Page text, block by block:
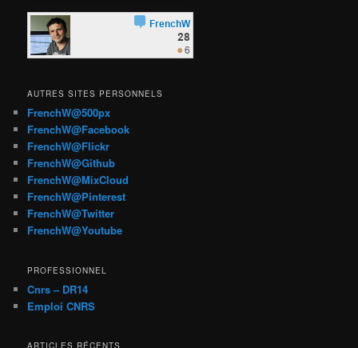
AUTRES SITES PERSONNELS
FrenchW@500px
FrenchW@Facebook
FrenchW@Flickr
FrenchW@Github
FrenchW@MixCloud
FrenchW@Pinterest
FrenchW@Twitter
FrenchW@Youtube
PROFESSIONNEL
Cnrs – DR14
Emploi CNRS
ARTICLES RÉCENTS